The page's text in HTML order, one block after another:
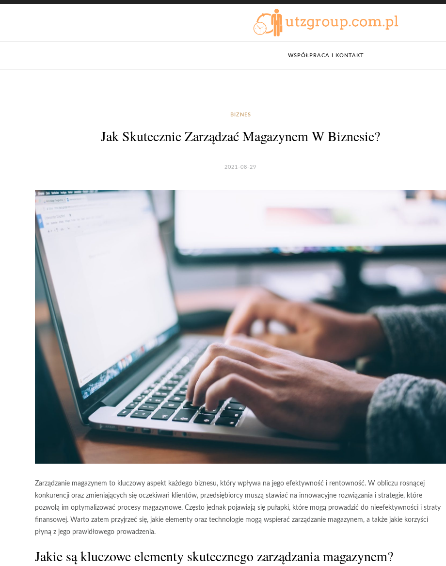
WSPÓŁPRACA I KONTAKT
BIZNES
Jak Skutecznie Zarządzać Magazynem W Biznesie?
2021-08-29
Zarządzanie magazynem to kluczowy aspekt każdego biznesu, który wpływa na jego efektywność i rentowność. W obliczu rosnącej
konkurencji oraz zmieniających się oczekiwań klientów, przedsiębiorcy muszą stawiać na innowacyjne rozwiązania i strategie, które
pozwolą im optymalizować procesy magazynowe. Często jednak pojawiają się pułapki, które mogą prowadzić do nieefektywności i straty
finansowej. Warto zatem przyjrzeć się, jakie elementy oraz technologie mogą wspierać zarządzanie magazynem, a także jakie korzyści
płyną z jego prawidłowego prowadzenia.
Jakie są kluczowe elementy skutecznego zarządzania magazynem?